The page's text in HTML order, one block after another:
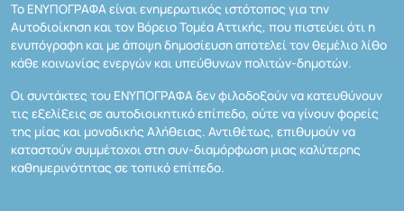
Το ΕΝΥΠΟΓΡΑΦΑ είναι ενημερωτικός ιστότοπος για την
Αυτοδιοίκηση και τον Βόρειο Τομέα Αττικής, που πιστεύει ότι η
ενυπόγραφη και με άποψη δημοσίευση αποτελεί τον θεμέλιο λίθο
κάθε κοινωνίας ενεργών και υπεύθυνων πολιτών-δημοτών.
Οι συντάκτες του ΕΝΥΠΟΓΡΑΦΑ δεν φιλοδοξούν να κατευθύνουν
τις εξελίξεις σε αυτοδιοικητικό επίπεδο, ούτε να γίνουν φορείς
της μίας και μοναδικής Αλήθειας. Αντιθέτως, επιθυμούν να
καταστούν συμμέτοχοι στη συν-διαμόρφωση μιας καλύτερης
καθημερινότητας σε τοπικό επίπεδο.